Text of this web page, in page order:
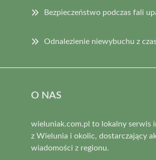
Bezpieczeństwo podczas fali
Odnalezienie niewybuchu z
O NAS
wieluniak.com.pl to lokalny serwis
z Wielunia i okolic, dostarczający
wiadomości z regionu.